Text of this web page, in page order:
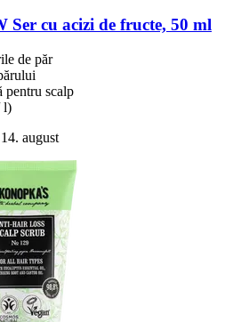
Ser cu acizi de fructe, 50 ml
de păr
pentru scalp
l)
august